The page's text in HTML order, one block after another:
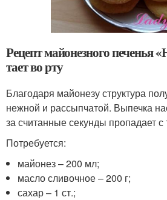
Рецепт майонезного печенья
тает во рту
Благодаря майонезу структура
нежной и рассыпчатой. Выпечка
за считанные секунды пропадает с
Потребуется:
майонез – 200 мл;
масло сливочное – 200 г;
сахар – 1 ст.;